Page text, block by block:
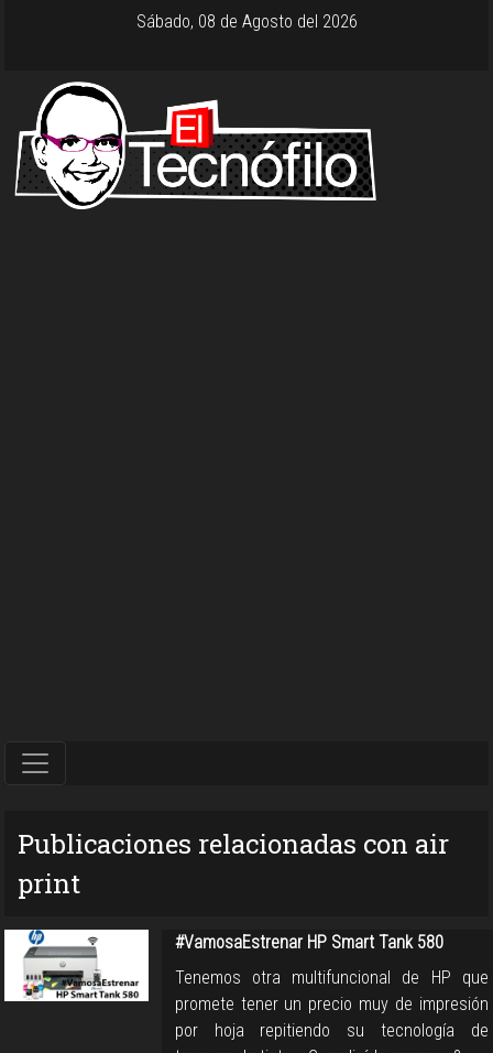
Sábado, 08 de Agosto del 2026
Publicaciones relacionadas con air
print
#VamosaEstrenar HP Smart Tank 580
Tenemos otra multifuncional de HP que
promete tener un precio muy de impresión
por hoja repitiendo su tecnología de